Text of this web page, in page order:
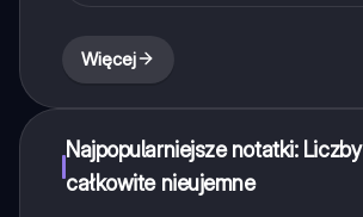
Więcej
Najpopularniejsze notatki: Liczby
całkowite nieujemne